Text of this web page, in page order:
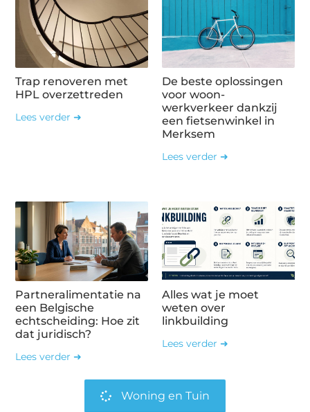
Trap renoveren met
HPL overzettreden
Lees verder ➜
De beste oplossingen
voor woon-
werkverkeer dankzij
een fietsenwinkel in
Merksem
Lees verder ➜
Partneralimentatie na
een Belgische
echtscheiding: Hoe zit
dat juridisch?
Lees verder ➜
Alles wat je moet
weten over
linkbuilding
Lees verder ➜
Woning en Tuin